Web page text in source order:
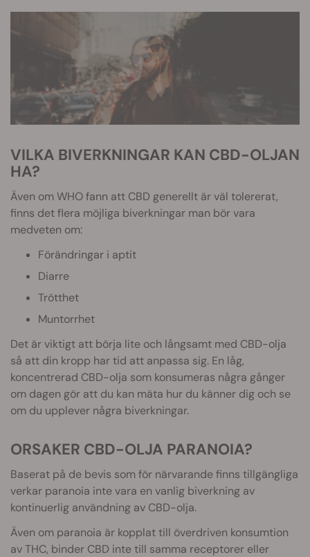
VILKA BIVERKNINGAR KAN CBD-OLJAN
HA?
Även om WHO fann att CBD generellt är väl tolererat,
finns det flera möjliga biverkningar man bör vara
medveten om:
Förändringar i aptit
Diarre
Trötthet
Muntorrhet
Det är viktigt att börja lite och långsamt med CBD-olja
så att din kropp har tid att anpassa sig. En låg,
koncentrerad CBD-olja som konsumeras några gånger
om dagen gör att du kan mäta hur du känner dig och se
om du upplever några biverkningar.
ORSAKER CBD-OLJA PARANOIA?
Baserat på de bevis som för närvarande finns tillgängliga
verkar paranoia inte vara en vanlig biverkning av
kontinuerlig användning av CBD-olja.
Även om paranoia är kopplat till överdriven konsumtion
av THC, binder CBD inte till samma receptorer eller